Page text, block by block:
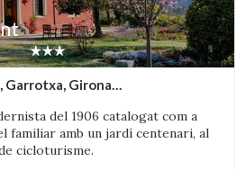
Garrotxa, Girona
del 1906 catalogat com a
familiar amb un jardí centenari, al
cicloturisme.